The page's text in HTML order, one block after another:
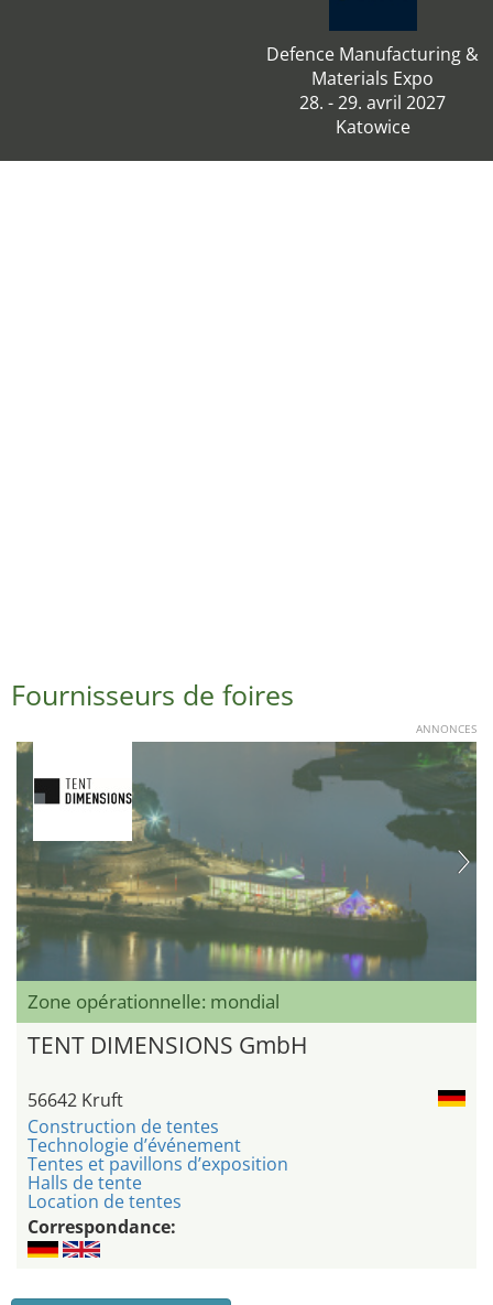
Defence Manufacturing &
Materials Expo
28. - 29. avril 2027
Katowice
Fournisseurs de foires
ANNONCES
Zone opérationnelle: mondial
TENT DIMENSIONS GmbH
56642 Kruft
Construction de tentes
Technologie d’événement
Tentes et pavillons d’exposition
Halls de tente
Location de tentes
Correspondance: